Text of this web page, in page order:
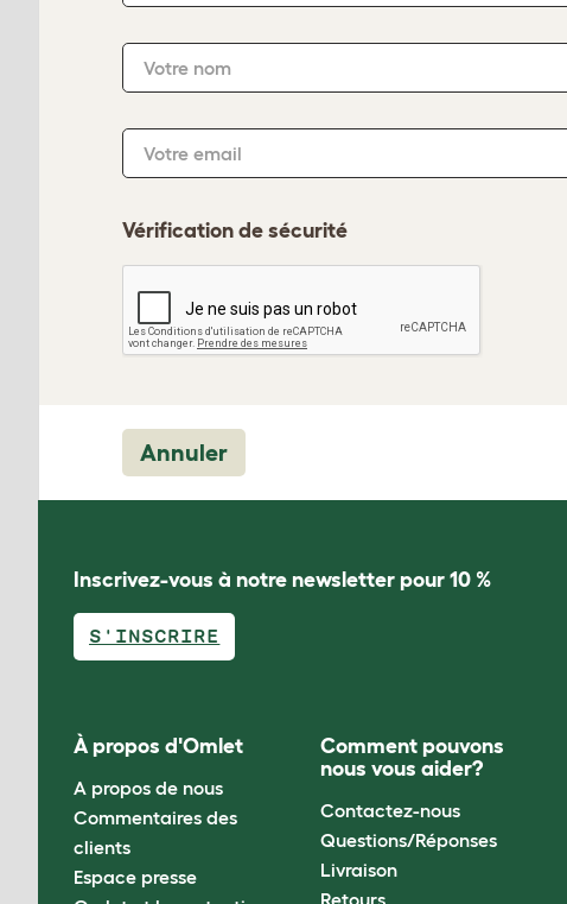
Votre nom
Votre email
Vérification de sécurité
Annuler
Inscrivez-vous à notre newsletter pour 10 %
S'INSCRIRE
À propos d'Omlet
A propos de nous
Commentaires des
clients
Espace presse
Comment pouvons
nous vous aider?
Contactez-nous
Questions/Réponses
Livraison
Retours